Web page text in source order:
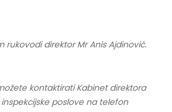
rukovodi direktor Mr Anis Ajdinović.
kontaktirati Kabinet direktora
poslove na telefon